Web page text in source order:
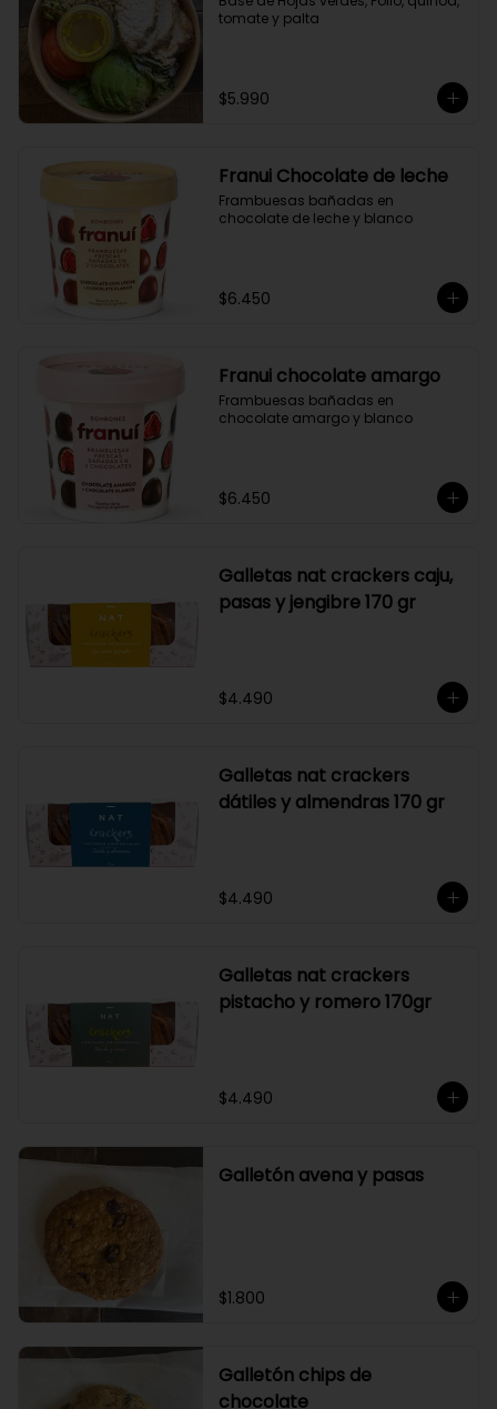
tomate y palta
$5.990
Franui Chocolate de leche
Frambuesas bañadas en
chocolate de leche y blanco
$6.450
Franui chocolate amargo
Frambuesas bañadas en
chocolate amargo y blanco
$6.450
Galletas nat crackers caju,
pasas y jengibre 170 gr
$4.490
Galletas nat crackers
dátiles y almendras 170 gr
$4.490
Galletas nat crackers
pistacho y romero 170gr
$4.490
Galletón avena y pasas
$1.800
Galletón chips de
chocolate